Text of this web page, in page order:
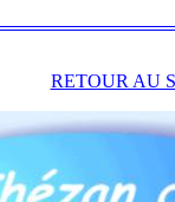
RETOUR AU